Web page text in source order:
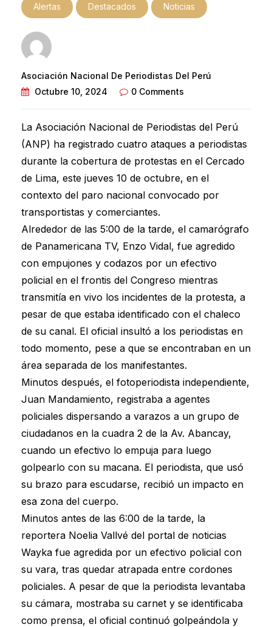
Alertas Destacados Noticias
Asociación Nacional De Periodistas Del Perú
Octubre 10, 2024
0 Comments
La Asociación Nacional de Periodistas del Perú
(ANP) ha registrado cuatro ataques a periodistas
durante la cobertura de protestas en el Cercado
de Lima, este jueves 10 de octubre, en el
contexto del paro nacional convocado por
transportistas y comerciantes.
Alrededor de las 5:00 de la tarde, el camarógrafo
de Panamericana TV, Enzo Vidal, fue agredido
con empujones y codazos por un efectivo
policial en el frontis del Congreso mientras
transmitía en vivo los incidentes de la protesta, a
pesar de que estaba identificado con el chaleco
de su canal. El oficial insultó a los periodistas en
todo momento, pese a que se encontraban en un
área separada de los manifestantes.
Minutos después, el fotoperiodista independiente,
Juan Mandamiento, registraba a agentes
policiales dispersando a varazos a un grupo de
ciudadanos en la cuadra 2 de la Av. Abancay,
cuando un efectivo lo empuja para luego
golpearlo con su macana. El periodista, que usó
su brazo para escudarse, recibió un impacto en
esa zona del cuerpo.
Minutos antes de las 6:00 de la tarde, la
reportera Noelia Vallvé del portal de noticias
Wayka fue agredida por un efectivo policial con
su vara, tras quedar atrapada entre cordones
policiales. A pesar de que la periodista levantaba
su cámara, mostraba su carnet y se identificaba
como prensa, el oficial continuó golpeándola y